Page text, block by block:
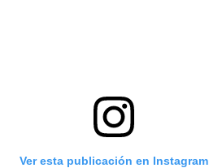
Ver esta publicación en Instagram